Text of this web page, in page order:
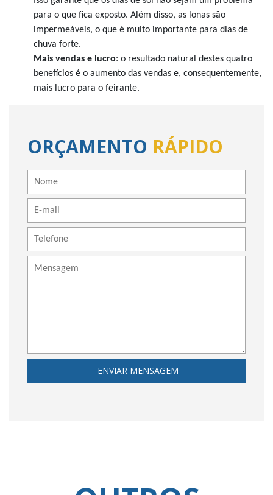
para o que fica exposto. Além disso, as lonas são
impermeáveis, o que é muito importante para dias de
chuva forte.
Mais vendas e lucro: o resultado natural destes quatro
benefícios é o aumento das vendas e, consequentemente,
mais lucro para o feirante.
ORÇAMENTO RÁPIDO